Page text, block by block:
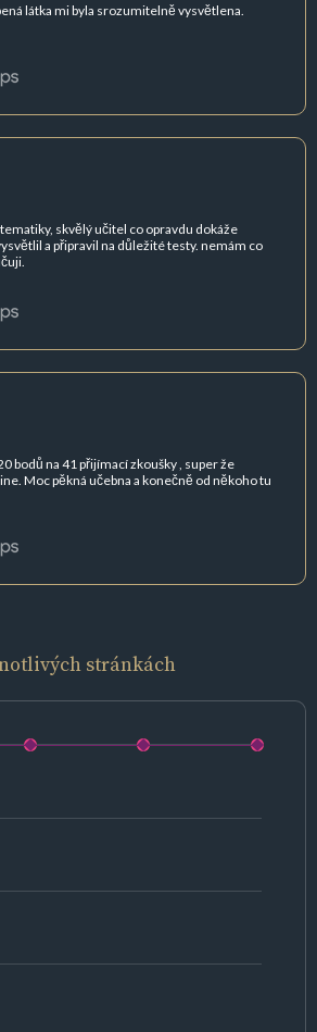
látka mi byla srozumitelně vysvětlena.
skvělý učitel co opravdu dokáže
a připravil na důležité testy. nemám co
bodů na 41 přijímací zkoušky , super že
Moc pěkná učebna a konečně od někoho tu
stránkách